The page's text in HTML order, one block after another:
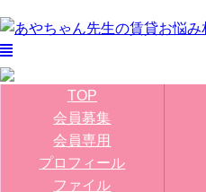
TOP
会員募集
会員専用
プロフィール
ファイル